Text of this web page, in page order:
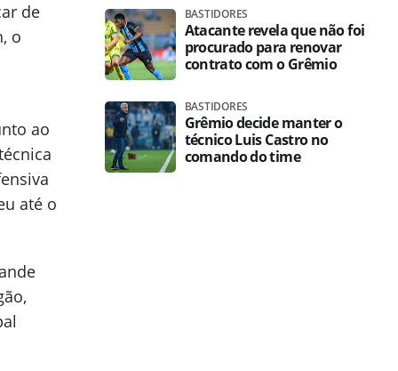
de
o
ao
até o
BASTIDORES
Atacante revela que não foi
procurado para renovar
contrato com o Grêmio
BASTIDORES
Grêmio decide manter o
técnico Luis Castro no
comando do time